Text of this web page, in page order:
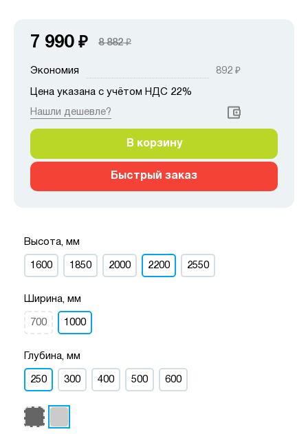
7 990 ₽ 8 882₽
Экономия 892 ₽
Цена указана с учётом НДС 22%
Нашли дешевле?
В корзину
Быстрый заказ
Высота, мм
1600 1850 2000 2200 2550
Ширина, мм
700 1000
Глубина, мм
250 300 400 500 600